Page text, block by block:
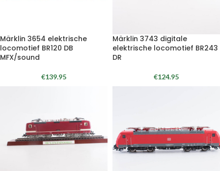
Märklin 3654 elektrische
locomotief BR120 DB
MFX/sound
€139.95
Märklin 3743 digitale
elektrische locomotief BR243
DR
€124.95